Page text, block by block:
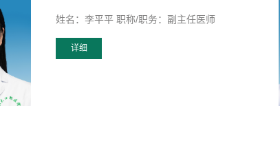
姓名：李平平 职称/职务：副主任医师
详细